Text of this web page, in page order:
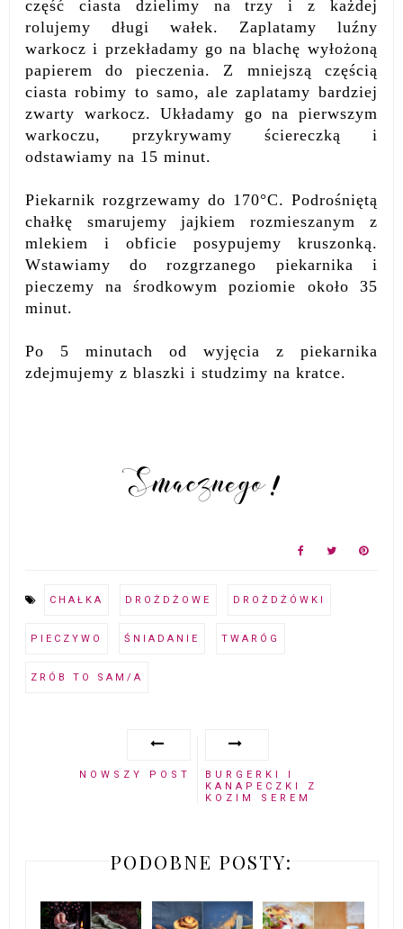
część ciasta dzielimy na trzy i z każdej
rolujemy długi wałek. Zaplatamy luźny
warkocz i przekładamy go na blachę wyłożoną
papierem do pieczenia. Z mniejszą częścią
ciasta robimy to samo, ale zaplatamy bardziej
zwarty warkocz. Układamy go na pierwszym
warkoczu, przykrywamy ściereczką i
odstawiamy na 15 minut.
Piekarnik rozgrzewamy do 170°C. Podrośniętą
chałkę smarujemy jajkiem rozmieszanym z
mlekiem i obficie posypujemy kruszonką.
Wstawiamy do rozgrzanego piekarnika i
pieczemy na środkowym poziomie około 35
minut.
Po 5 minutach od wyjęcia z piekarnika
zdejmujemy z blaszki i studzimy na kratce.
CHAŁKA DROŻDŻOWE DROŻDŻÓWKI
PIECZYWO ŚNIADANIE TWARÓG
ZRÓB TO SAM/A
NOWSZY POST
BURGERKI I
KANAPECZKI Z
KOZIM SEREM
PODOBNE POSTY: